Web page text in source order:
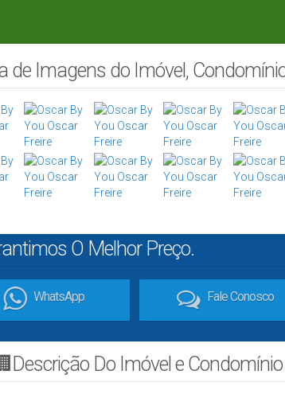
de Imagens do Imóvel,
O Melhor Preço.
WhatsApp Fale Conosco
Do Imóvel e Condomínio